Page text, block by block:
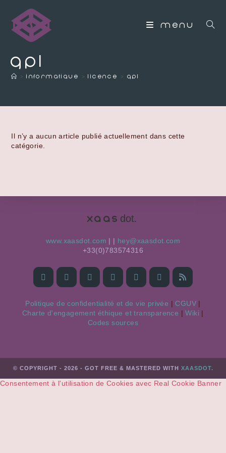
MENU
GPL
> Informatique > Licence > GPL
Il n’y a aucun article publié actuellement dans cette
catégorie.
Xaas dot.
www.xaasdot.com | moc.todsaax@yeh
|
613475387(0)33+
Politique de confidentialité et de vie privée | CGUV |
Charte d'engagement éthique et transparence |Wiki |
Codes sources
© COPYRIGHT - 2026 - GOT FREE & MASTERED WITH XAASDOT.
Consentement à l'utilisation de Cookies avec Real Cookie Banner